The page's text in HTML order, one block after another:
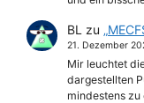
BL zu
21. Dezember
Mir leuchtet
dargestellten
mindestens